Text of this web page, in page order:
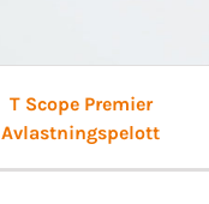
T Scope Premier
Avlastningspelott